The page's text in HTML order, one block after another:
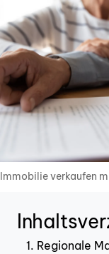
Immobilie verkaufen
1. Regionale